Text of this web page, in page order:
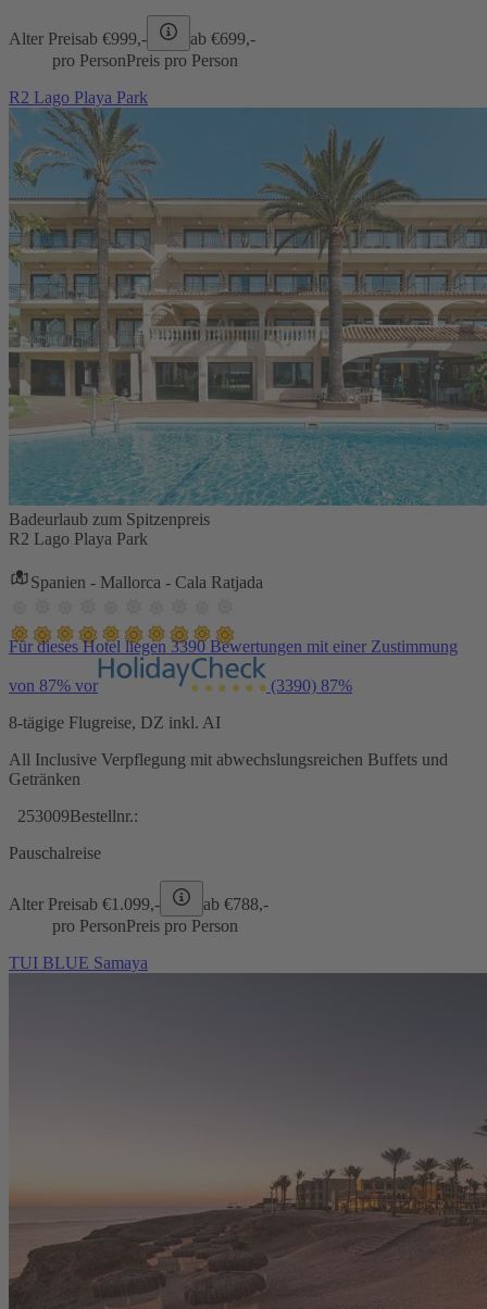
Alter Preisab €999,- ab €699,-
pro PersonPreis pro Person
R2 Lago Playa Park
Badeurlaub zum Spitzenpreis
R2 Lago Playa Park
Spanien - Mallorca - Cala Ratjada
Für dieses Hotel liegen 3390 Bewertungen mit einer Zustimmung
von 87% vor (3390) 87%
8-tägige Flugreise, DZ inkl. AI
All Inclusive Verpflegung mit abwechslungsreichen Buffets und
Getränken
253009Bestellnr.:
Pauschalreise
Alter Preisab €1.099,- ab €788,-
pro PersonPreis pro Person
TUI BLUE Samaya